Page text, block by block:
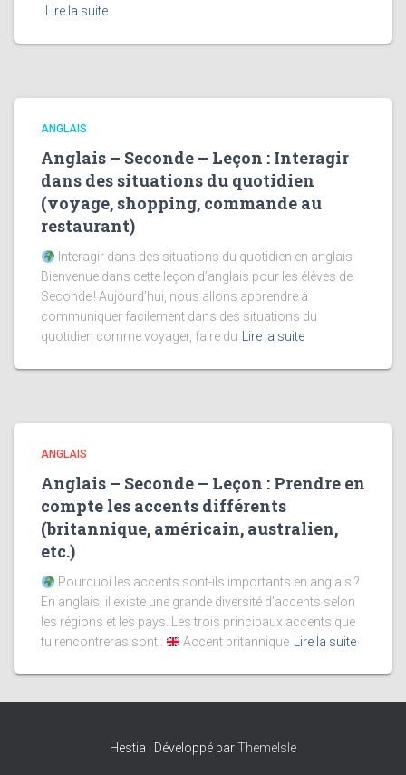
Lire la suite
ANGLAIS
Anglais – Seconde – Leçon : Interagir
dans des situations du quotidien
(voyage, shopping, commande au
restaurant)
Interagir dans des situations du quotidien en anglais
Bienvenue dans cette leçon d’anglais pour les élèves de
Seconde ! Aujourd’hui, nous allons apprendre à
communiquer facilement dans des situations du
quotidien comme voyager, faire du Lire la suite
ANGLAIS
Anglais – Seconde – Leçon : Prendre en
compte les accents différents
(britannique, américain, australien,
etc.)
Pourquoi les accents sont-ils importants en anglais ?
En anglais, il existe une grande diversité d’accents selon
les régions et les pays. Les trois principaux accents que
tu rencontreras sont :
Accent britannique Lire la suite
Hestia | Développé parThemeIsle